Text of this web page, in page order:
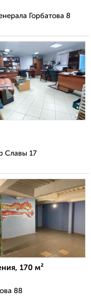
Горбатова 8
Славы 17
170 м²
88